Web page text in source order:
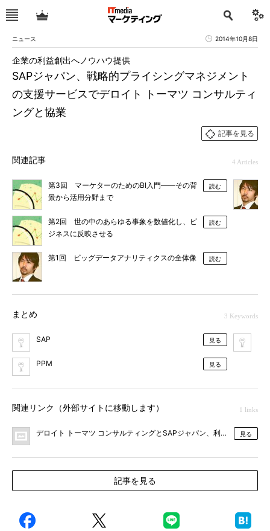
ニュース 2014年10月8日
SAPジャパン、戦略的プライシングマネジメント
の支援サービスでデロイト トーマツ コンサルティ
ングと協業
企業の利益創出へノウハウ提供
記事を見る
関連記事 4 Articles
第3回 マーケターのためのBI入門――その背
景から活用分野まで
読む
第2回 世の中のあらゆる事象を数値化し、ビ
ジネスに反映させる
読む
第1回 ビッグデータアナリティクスの全体像 読む
まとめ 3 Keywords
SAP 見る
PPM 見る
関連リンク（外部サイトに移動します） 1 links
デロイト トーマツ コンサルティングとSAPジャパン、利益創出に直
見る
記事を見る